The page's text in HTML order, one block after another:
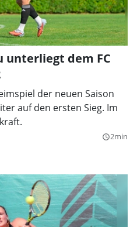
unterliegt dem FC
der neuen Saison
auf den ersten Sieg. Im
query_builder2min